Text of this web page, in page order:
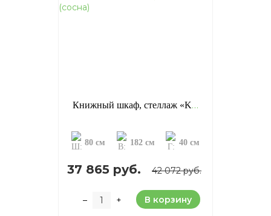
Книжный шкаф, стеллаж «KR220», отделка: старение (сосна)
80 см 182 см 40 см
37 865 руб. 42 072 руб.
– + В корзину